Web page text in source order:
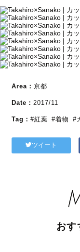
Area： 京都
Date： 2017/11
Tag： #紅葉 #着物 #
ツイート
おす